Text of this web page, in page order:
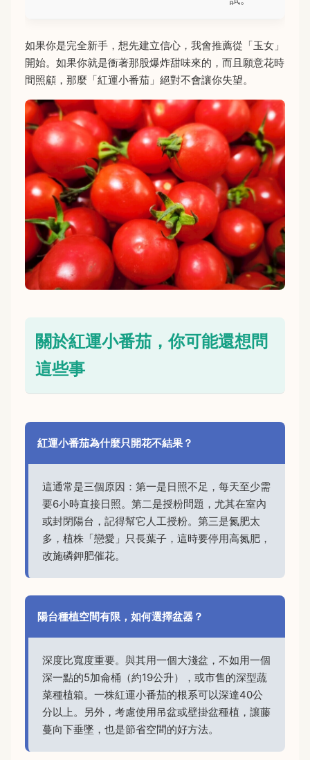
如果你是完全新手，想先建立信心，我會推薦從「玉女」
開始。如果你就是衝著那股爆炸甜味來的，而且願意花時
間照顧，那麼「紅運小番茄」絕對不會讓你失望。
關於紅運小番茄，你可能還想問
這些事
紅運小番茄為什麼只開花不結果？
這通常是三個原因：第一是日照不足，每天至少需
要6小時直接日照。第二是授粉問題，尤其在室內
或封閉陽台，記得幫它人工授粉。第三是氮肥太
多，植株「戀愛」只長葉子，這時要停用高氮肥，
改施磷鉀肥催花。
陽台種植空間有限，如何選擇盆器？
深度比寬度重要。與其用一個大淺盆，不如用一個
深一點的5加侖桶（約19公升），或市售的深型蔬
菜種植箱。一株紅運小番茄的根系可以深達40公
分以上。另外，考慮使用吊盆或壁掛盆種植，讓藤
蔓向下垂墜，也是節省空間的好方法。